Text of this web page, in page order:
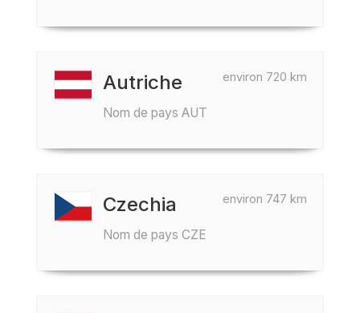
environ 720 km
Autriche
Nom de pays AUT
environ 747 km
Czechia
Nom de pays CZE